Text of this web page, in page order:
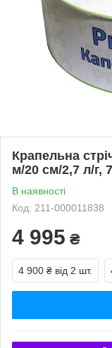
Крапельна
м/20 см/2,7 л/г,
В наявності
Код: 211-000011838
4 995 ₴
4 900 ₴ від 2 шт.